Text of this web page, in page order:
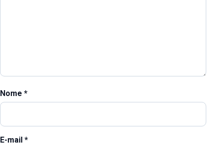
Nome *
E-mail *